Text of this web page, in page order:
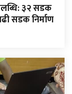
३२ सडक
सडक निर्माण